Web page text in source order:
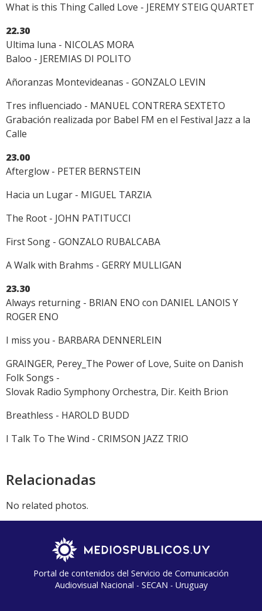
What is this Thing Called Love - JEREMY STEIG QUARTET
22.30
Ultima luna - NICOLAS MORA
Baloo - JEREMIAS DI POLITO
Añoranzas Montevideanas - GONZALO LEVIN
Tres influenciado - MANUEL CONTRERA SEXTETO
Grabación realizada por Babel FM en el Festival Jazz a la
Calle
23.00
Afterglow - PETER BERNSTEIN
Hacia un Lugar - MIGUEL TARZIA
The Root - JOHN PATITUCCI
First Song - GONZALO RUBALCABA
A Walk with Brahms - GERRY MULLIGAN
23.30
Always returning - BRIAN ENO con DANIEL LANOIS Y
ROGER ENO
I miss you - BARBARA DENNERLEIN
GRAINGER, Perey_The Power of Love, Suite on Danish
Folk Songs -
Slovak Radio Symphony Orchestra, Dir. Keith Brion
Breathless - HAROLD BUDD
I Talk To The Wind - CRIMSON JAZZ TRIO
Relacionadas
No related photos.
Portal de contenidos del Servicio de Comunicación
Audiovisual Nacional - SECAN - Uruguay